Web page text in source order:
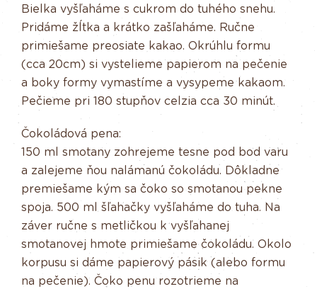
Bielka vyšľaháme s cukrom do tuhého snehu.
Pridáme žĺtka a krátko zašľaháme. Ručne
primiešame preosiate kakao. Okrúhlu formu
(cca 20cm) si vystelieme papierom na pečenie
a boky formy vymastíme a vysypeme kakaom.
Pečieme pri 180 stupňov celzia cca 30 minút.
Čokoládová pena:
150 ml smotany zohrejeme tesne pod bod varu
a zalejeme ňou nalámanú čokoládu. Dôkladne
premiešame kým sa čoko so smotanou pekne
spoja. 500 ml šľahačky vyšľaháme do tuha. Na
záver ručne s metličkou k vyšľahanej
smotanovej hmote primiešame čokoládu. Okolo
korpusu si dáme papierový pásik (alebo formu
na pečenie). Čoko penu rozotrieme na